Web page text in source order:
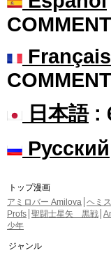
Français
日本語:
Русский
トップ漫画
アミロバー Amilova ヘミ
Profs 聖闘士星矢 黒戦
少年
ジャンル